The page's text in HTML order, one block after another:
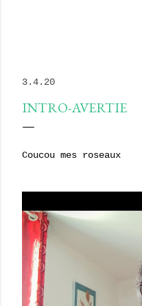
3.4.20
INTRO-AVERTIE
Coucou mes roseaux